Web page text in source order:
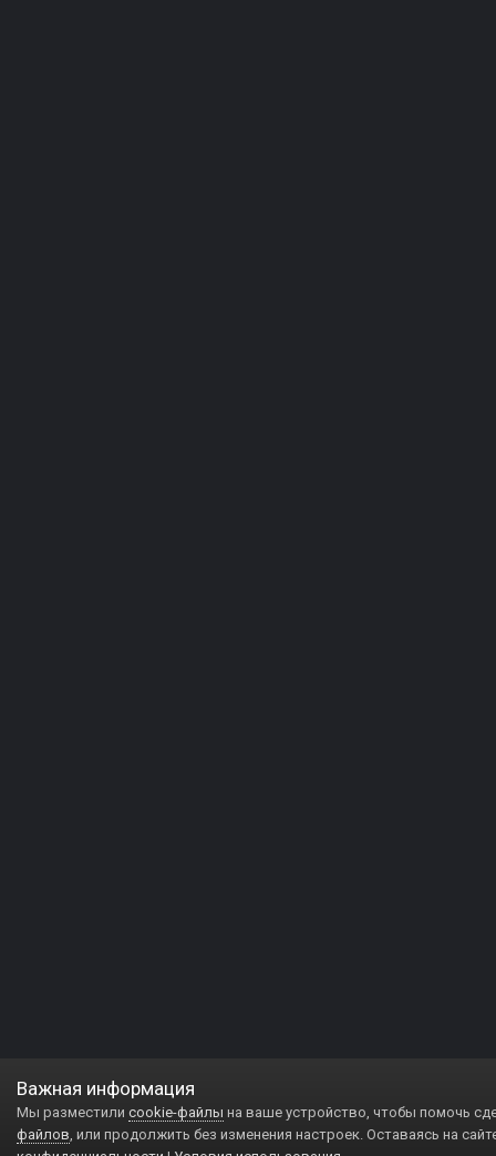
Важная информация
Мы разместили cookie-файлы на ваше устройство, чтобы помочь
файлов, или продолжить без изменения настроек. Оставаясь на